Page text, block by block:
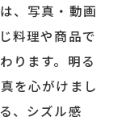
、写真・動画
料理や商品で
ります。明る
を心がけまし
、シズル感